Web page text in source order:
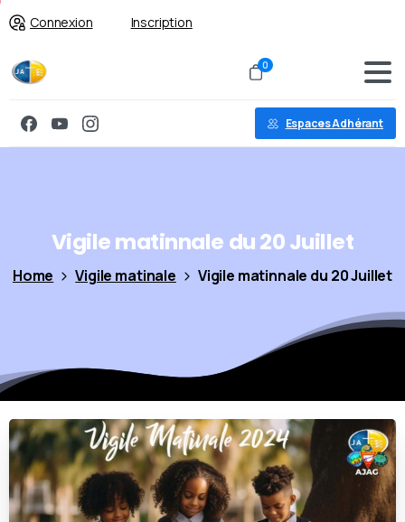
Connexion Inscription
0
Espaces Adhérant
Vigilematinnale du20Juillet
Home Vigile matinale Vigile matinnale du 20 Juillet